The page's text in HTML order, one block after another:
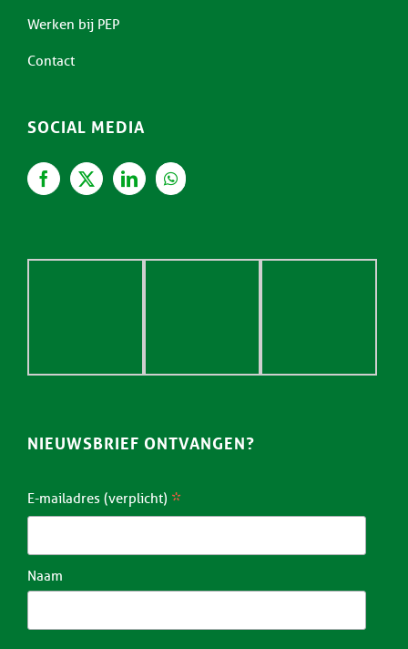
Werken bij PEP
Contact
SOCIAL MEDIA
NIEUWSBRIEF ONTVANGEN?
E-mailadres (verplicht) *
Naam